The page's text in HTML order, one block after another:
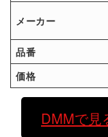
メーカー
品番
価格
DMMで見